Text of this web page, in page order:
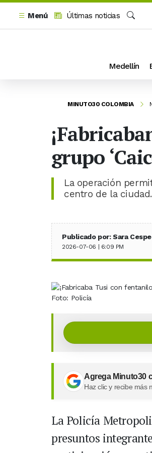
Menú
Últimas noticias
Buscar
Medellín
MINUTO30 COLOMBIA
grupo
La operación
centro de la ciudad.
Publicado por: Sara
2026-07-06 | 6:09 PM
Foto: Policía
Agrega Minuto30
Haz clic y recibe más
La Policía
presuntos